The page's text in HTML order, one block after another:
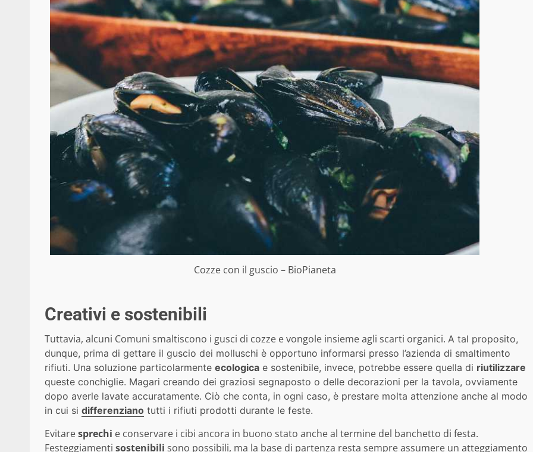
Cozze con il guscio – BioPianeta
Creativi e sostenibili
Tuttavia, alcuni Comuni smaltiscono i gusci di cozze e vongole insieme agli scarti organici. A tal proposito,
dunque, prima di gettare il guscio dei molluschi è opportuno informarsi presso l’azienda di smaltimento
rifiuti. Una soluzione particolarmente ecologica e sostenibile, invece, potrebbe essere quella di riutilizzare
queste conchiglie. Magari creando dei graziosi segnaposto o delle decorazioni per la tavola, ovviamente
dopo averle lavate accuratamente. Ciò che conta, in ogni caso, è prestare molta attenzione anche al modo
in cui si differenziano tutti i rifiuti prodotti durante le feste.
Evitaresprechi e conservare i cibi ancora in buono stato anche al termine del banchetto di festa.
Festeggiamenti sostenibili sono possibili, ma la base di partenza resta sempre assumere un atteggiamento